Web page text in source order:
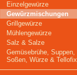
Einzelgewürze
Gewürzmischungen
Grillgewürze
Mühlengewürze
Salz & Salze
Gemüsebrühe, Suppen,
Soßen, Würze & Tellofix